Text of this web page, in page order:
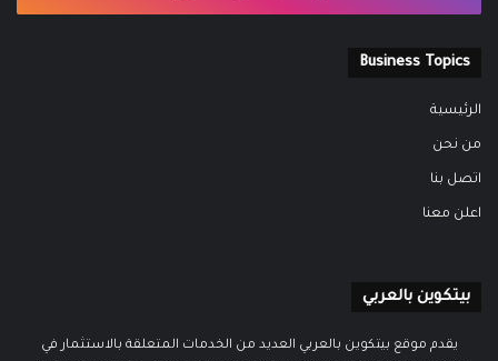
Business Topics
الرئيسية
من نحن
اتصل بنا
اعلن معنا
بيتكوين بالعربي
يقدم موقع بيتكوين بالعربي العديد من الخدمات المتعلقة بالاستثمار في